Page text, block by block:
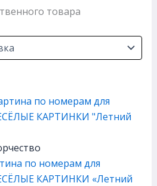
товара
по номерам для
КАРТИНКИ «Летний